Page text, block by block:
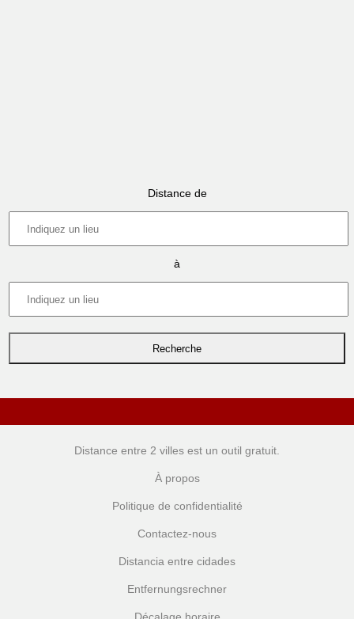
Distance de
à
Distance entre 2 villes est un outil gratuit.
À propos
Politique de confidentialité
Contactez-nous
Distancia entre cidades
Entfernungsrechner